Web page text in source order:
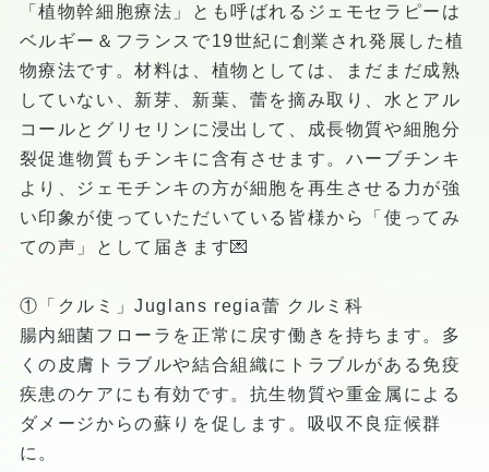
「植物幹細胞療法」とも呼ばれるジェモセラピーは
ベルギー＆フランスで19世紀に創業され発展した植
物療法です。材料は、植物としては、まだまだ成熟
していない、新芽、新葉、蕾を摘み取り、水とアル
コールとグリセリンに浸出して、成長物質や細胞分
裂促進物質もチンキに含有させます。ハーブチンキ
より、ジェモチンキの方が細胞を再生させる力が強
い印象が使っていただいている皆様から「使ってみ
ての声」として届きます💌
①「クルミ」Juglans regia蕾 クルミ科
腸内細菌フローラを正常に戻す働きを持ちます。多
くの皮膚トラブルや結合組織にトラブルがある免疫
疾患のケアにも有効です。抗生物質や重金属による
ダメージからの蘇りを促します。吸収不良症候群
に。